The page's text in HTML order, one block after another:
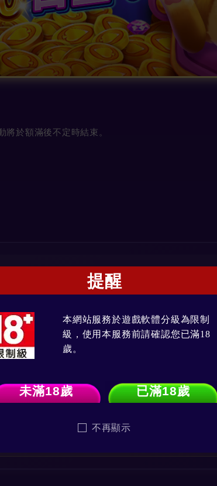
於額滿後不定時結束。
官方 LINE
定完成」畫面
定完成」畫面
提醒
本網站服務於遊戲軟體分級為限制
級，使用本服務前請確認您已滿18
歲。
未滿18歲 已滿18歲
不再顯示